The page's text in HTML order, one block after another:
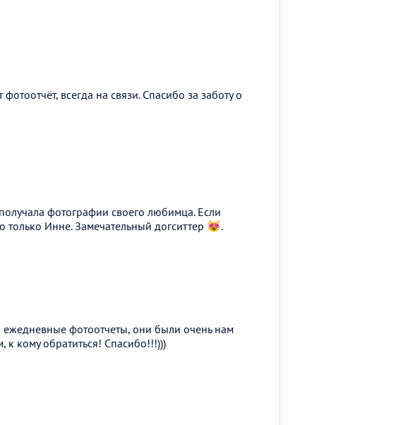
всегда на связи. Спасибо за заботу о
фотографии своего любимца. Если
только Инне. Замечательный догситтер 😻.
ежедневные фотоотчеты, они были очень нам
кому обратиться! Спасибо!!!)))